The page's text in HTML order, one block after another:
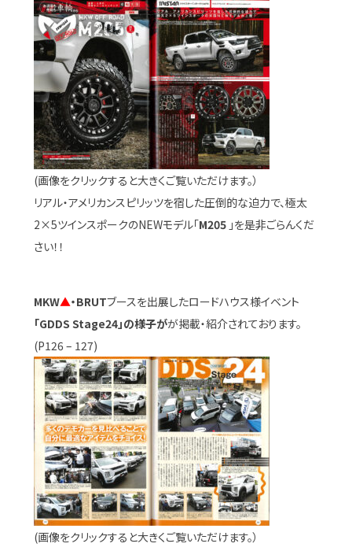
(画像をクリックすると大きくご覧いただけます。）
リアル・アメリカンスピリッツを宿した圧倒的な迫力で、極太
2×5ツインスポークのNEWモデル「M205」を是非ごらんくだ
さい！！
MKW▲・BRUTブースを出展したロードハウス様イベント
「GDDS Stage24」の様子がが掲載・紹介されております。
(P126 – 127)
(画像をクリックすると大きくご覧いただけます。）